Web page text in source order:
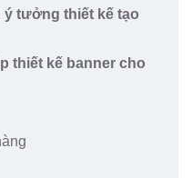
ý tưởng thiết kế tạo
thiết kế banner cho